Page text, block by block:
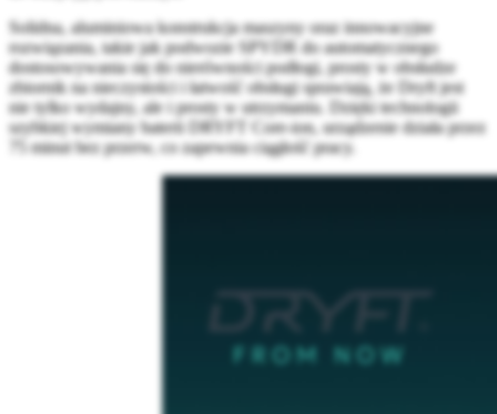
Solidna, aluminiowa konstrukcja maszyny oraz innowacyjne
rozwiązania, takie jak podwozie SPYDR do automatycznego
dostosowywania się do nierówności podłogi, prosty w obsłudze
zbiornik na nieczystości i łatwość obsługi sprawiają, że Dryft jest
nie tylko wydajny, ale i prosty w utrzymaniu. Dzięki technologii
szybkiej wymiany baterii DRYFT Core-ion, urządzenie działa przez
75 minut bez przerw, co zapewnia ciągłość pracy.